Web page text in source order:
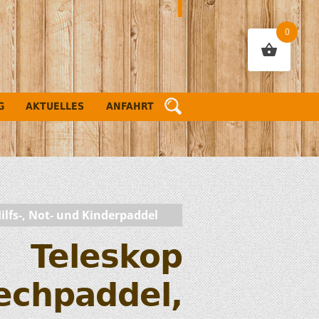
AKTUELLES ANFAHRT
, Not- und Kinderpaddel
Teleskop
0